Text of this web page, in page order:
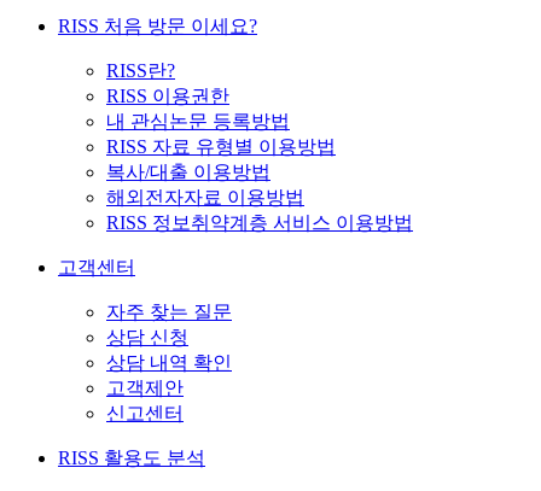
RISS 처음 방문 이세요?
RISS란?
RISS 이용권한
내 관심논문 등록방법
RISS 자료 유형별 이용방법
복사/대출 이용방법
해외전자자료 이용방법
RISS 정보취약계층 서비스 이용방법
고객센터
자주 찾는 질문
상담 신청
상담 내역 확인
고객제안
신고센터
RISS 활용도 분석